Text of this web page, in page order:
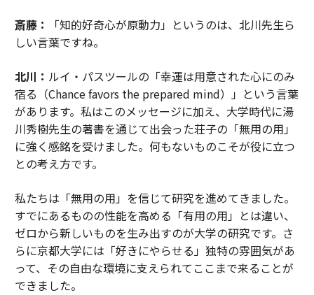
斎藤：
「知的好奇心が原動力」というのは、北川先生ら
しい言葉ですね。
北川： ルイ・パスツールの「幸運は用意された心にのみ
宿る（Chance favors the prepared mind）」という言葉
があります。私はこのメッセージに加え、大学時代に湯
川秀樹先生の著書を通じて出会った荘子の「無用の用」
に強く感銘を受けました。何もないものこそが役に立つ
との考え方です。
私たちは「無用の用」を信じて研究を進めてきました。
すでにあるものの性能を高める「有用の用」とは違い、
ゼロから新しいものを生み出すのが大学の研究です。さ
らに京都大学には「好きにやらせる」独特の雰囲気があ
って、その自由な環境に支えられてここまで来ることが
できました。